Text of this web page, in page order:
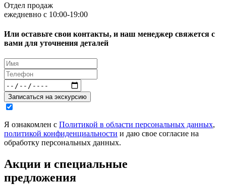
Отдел продаж
ежедневно с 10:00-19:00
Или оставьте свои контакты, и наш менеджер свяжется с
вами для уточнения деталей
Записаться на экскурсию
Я ознакомлен с Политикой в области персональных данных,
политикой конфиденциальности и даю свое согласие на
обработку персональных данных.
Акции и специальные
предложения